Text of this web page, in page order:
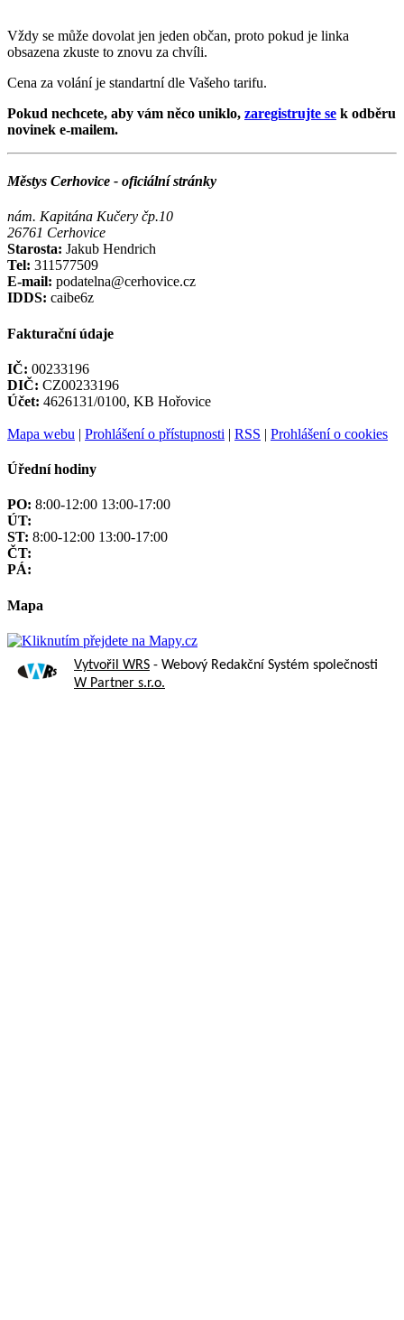
Vždy se může dovolat jen jeden občan, proto pokud je linka
obsazena zkuste to znovu za chvíli.
Cena za volání je standartní dle Vašeho tarifu.
Pokud nechcete, aby vám něco uniklo, zaregistrujte se k odběru
novinek e-mailem.
Městys Cerhovice - oficiální stránky
nám. Kapitána Kučery čp.10
26761 Cerhovice
Starosta: Jakub Hendrich
Tel: 311577509
E-mail: podatelna@cerhovice.cz
IDDS: caibe6z
Fakturační údaje
IČ: 00233196
DIČ: CZ00233196
Účet: 4626131/0100, KB Hořovice
Mapa webu | Prohlášení o přístupnosti | RSS | Prohlášení o cookies
Úřední hodiny
PO: 8:00-12:00 13:00-17:00
ÚT:
ST: 8:00-12:00 13:00-17:00
ČT:
PÁ:
Mapa
Vytvořil WRS - Webový Redakční Systém společnosti
W Partner s.r.o.